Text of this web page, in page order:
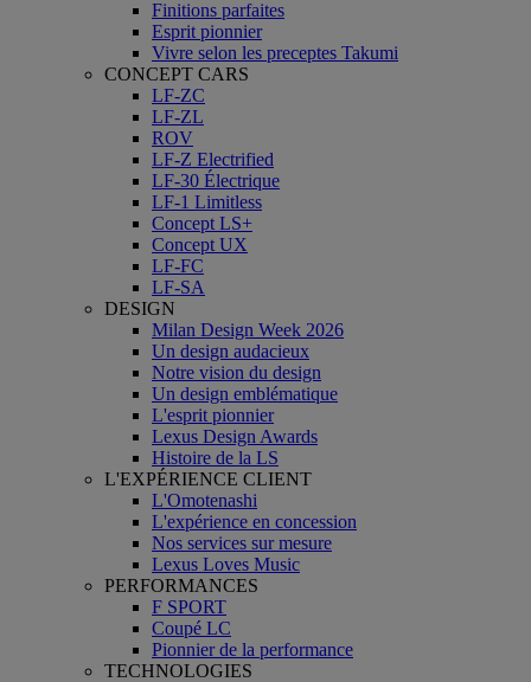
Finitions parfaites
Esprit pionnier
Vivre selon les preceptes Takumi
CONCEPT CARS
LF-ZC
LF-ZL
ROV
LF-Z Electrified
LF-30 Électrique
LF-1 Limitless
Concept LS+
Concept UX
LF-FC
LF-SA
DESIGN
Milan Design Week 2026
Un design audacieux
Notre vision du design
Un design emblématique
L'esprit pionnier
Lexus Design Awards
Histoire de la LS
L'EXPÉRIENCE CLIENT
L'Omotenashi
L'expérience en concession
Nos services sur mesure
Lexus Loves Music
PERFORMANCES
F SPORT
Coupé LC
Pionnier de la performance
TECHNOLOGIES